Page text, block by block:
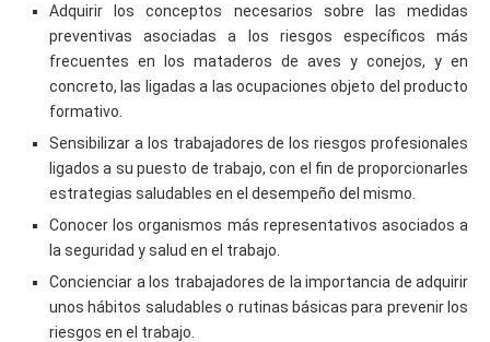
Adquirir los conceptos necesarios sobre las medidas
preventivas asociadas a los riesgos específicos más
frecuentes en los mataderos de aves y conejos, y en
concreto, las ligadas a las ocupaciones objeto del producto
formativo.
Sensibilizar a los trabajadores de los riesgos profesionales
ligados a su puesto de trabajo, con el fin de proporcionarles
estrategias saludables en el desempeño del mismo.
Conocer los organismos más representativos asociados a
la seguridad y salud en el trabajo.
Concienciar a los trabajadores de la importancia de adquirir
unos hábitos saludables o rutinas básicas para prevenir los
riesgos en el trabajo.